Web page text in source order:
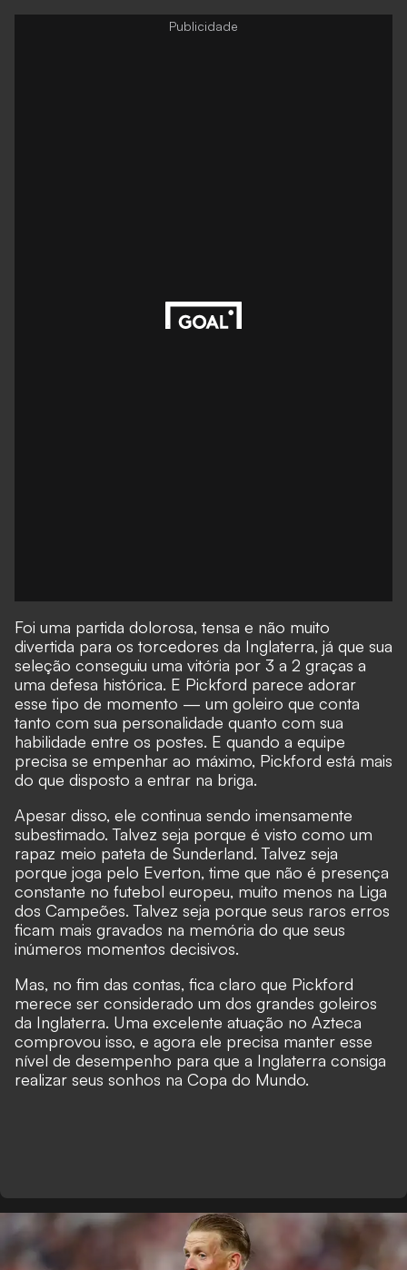
Foi uma partida dolorosa, tensa e não muito
divertida para os torcedores da Inglaterra, já que sua
seleção conseguiu uma vitória por 3 a 2 graças a
uma defesa histórica. E Pickford parece adorar
esse tipo de momento — um goleiro que conta
tanto com sua personalidade quanto com sua
habilidade entre os postes. E quando a equipe
precisa se empenhar ao máximo, Pickford está mais
do que disposto a entrar na briga.
Apesar disso, ele continua sendo imensamente
subestimado. Talvez seja porque é visto como um
rapaz meio pateta de Sunderland. Talvez seja
porque joga pelo Everton, time que não é presença
constante no futebol europeu, muito menos na Liga
dos Campeões. Talvez seja porque seus raros erros
ficam mais gravados na memória do que seus
inúmeros momentos decisivos.
Mas, no fim das contas, fica claro que Pickford
merece ser considerado um dos grandes goleiros
da Inglaterra. Uma excelente atuação no Azteca
comprovou isso, e agora ele precisa manter esse
nível de desempenho para que a Inglaterra consiga
realizar seus sonhos na Copa do Mundo.